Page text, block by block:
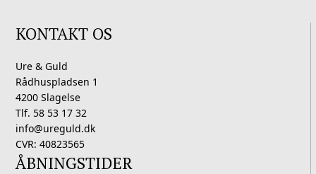
KONTAKT OS
Ure & Guld
Rådhuspladsen 1
4200 Slagelse
Tlf. 58 53 17 32
info@ureguld.dk
CVR: 40823565
ÅBNINGSTIDER